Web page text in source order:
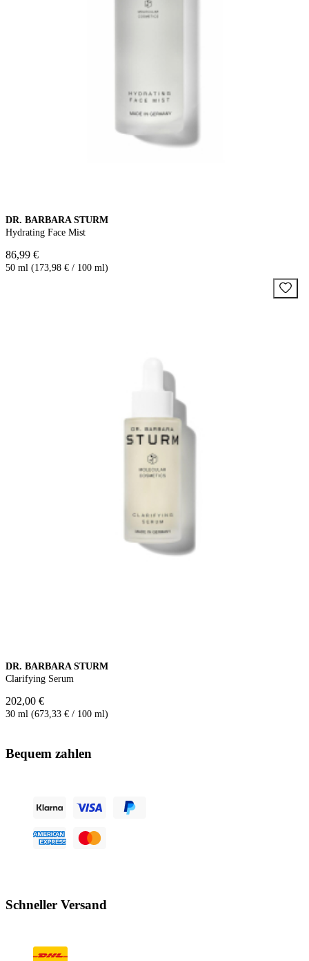
DR. BARBARA STURM
Hydrating Face Mist
86,99 €
50 ml (173,98 € / 100 ml)
DR. BARBARA STURM
Clarifying Serum
202,00 €
30 ml (673,33 € / 100 ml)
Bequem zahlen
Schneller Versand